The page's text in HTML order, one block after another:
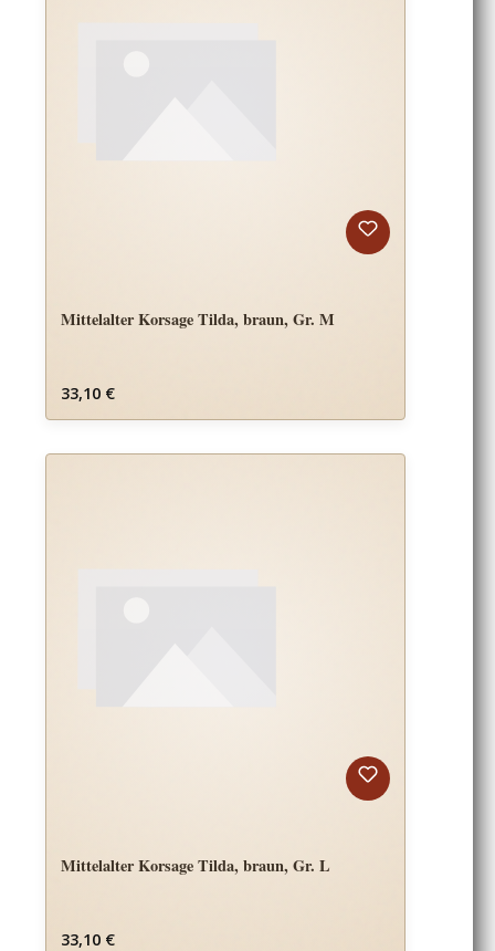
Mittelalter Korsage Tilda, braun, Gr. M
Regulärer Preis:
33,10 €
Mittelalter Korsage Tilda, braun, Gr. L
Regulärer Preis:
33,10 €